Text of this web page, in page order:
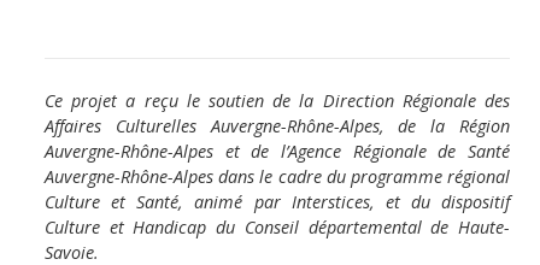
Ce projet a reçu le soutien de la Direction Régionale des
Affaires Culturelles Auvergne-Rhône-Alpes, de la Région
Auvergne-Rhône-Alpes et de l’Agence Régionale de Santé
Auvergne-Rhône-Alpes dans le cadre du programme régional
Culture et Santé, animé par Interstices, et du dispositif
Culture et Handicap du Conseil départemental de Haute-
Savoie.